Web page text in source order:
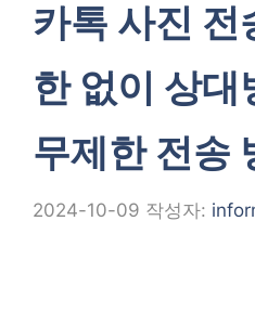
카톡 사진
한 없이 상대
무제한 전송
2024-10-09 작성자: